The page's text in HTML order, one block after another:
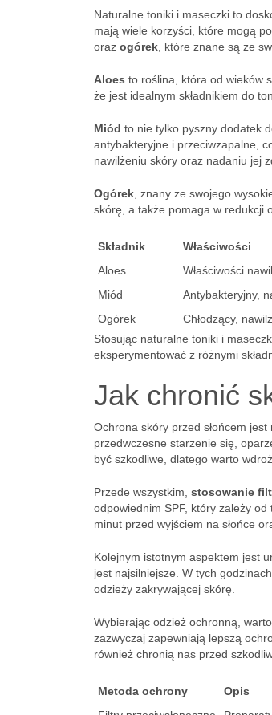
Naturalne toniki i maseczki to
mają wiele korzyści, które mogą
oraz ogórek , które znane są ze
Aloes to roślina, która od wieków
że jest idealnym składnikiem do
Miód to nie tylko pyszny dodatek
antybakteryjne i przeciwzapalne,
nawilżeniu skóry oraz nadaniu jej
Ogórek , znany ze swojego
skórę, a także pomaga w redukcji
Składnik Właściwości
Aloes
Właściwości
Miód
Antybakteryjny,
Ogórek
Chłodzący,
Stosując naturalne toniki i
eksperymentować z różnymi
Jak chronić
Ochrona skóry przed słońcem
przedwczesne starzenie się,
być szkodliwe, dlatego warto
Przede wszystkim, stosowanie
odpowiednim SPF, który zależy od
minut przed wyjściem na słońce
Kolejnym istotnym aspektem jest
jest najsilniejsze. W tych
odzieży zakrywającej skórę.
Wybierając odzież ochronną,
zazwyczaj zapewniają lepszą
również chronią nas przed
Metoda ochrony Opis